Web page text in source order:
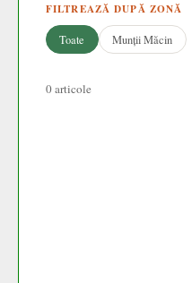
FILTREAZĂ DUPĂ ZONĂ
Toate Munții Măcin
0 articole